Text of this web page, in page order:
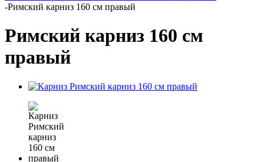
-Римский карниз 160 см правый
Римский карниз 160 см
правый